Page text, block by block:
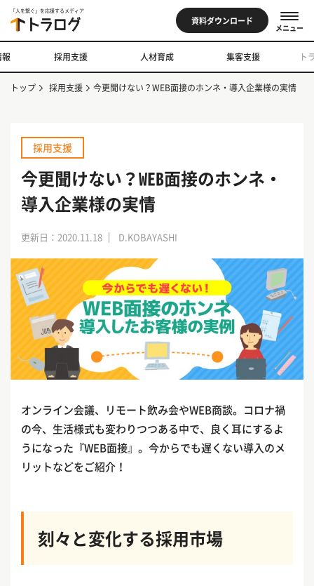
「人を繋ぐ」を応援するメディア
資料ダウンロード
メニュー
採用支援 人材育成 集客支援 ト
トップ 採用支援 今更聞けない？WEB面接のホンネ・導入企業様の実情
採用支援
今更聞けない？WEB面接のホンネ・
導入企業様の実情
更新日：2020.11.18 D.KOBAYASHI
オンライン会議、リモート飲み会やWEB商談。コロナ禍
の今、生活様式も変わりつつある中で、良く耳にするよ
うになった『WEB面接』。今からでも遅くない導入のメ
リットなどをご紹介！
刻々と変化する採用市場